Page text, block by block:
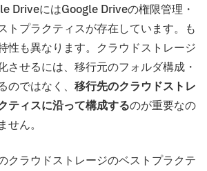
DriveにはGoogle Driveの権限管理・
トプラクティスが存在しています。も
性も異なります。クラウドストレージ
させるには、移行元のフォルダ構成・
ではなく、 移行先のクラウドストレ
ティスに沿って構成するのが重要なの
ん。
クラウドストレージのベストプラクテ